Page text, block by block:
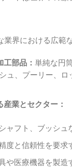
界における広範
部品： 単純な円
ュ、プーリー、
業とセクター：
ャフト、ブッシュ
度と信頼性を要求
や医療機器を製造